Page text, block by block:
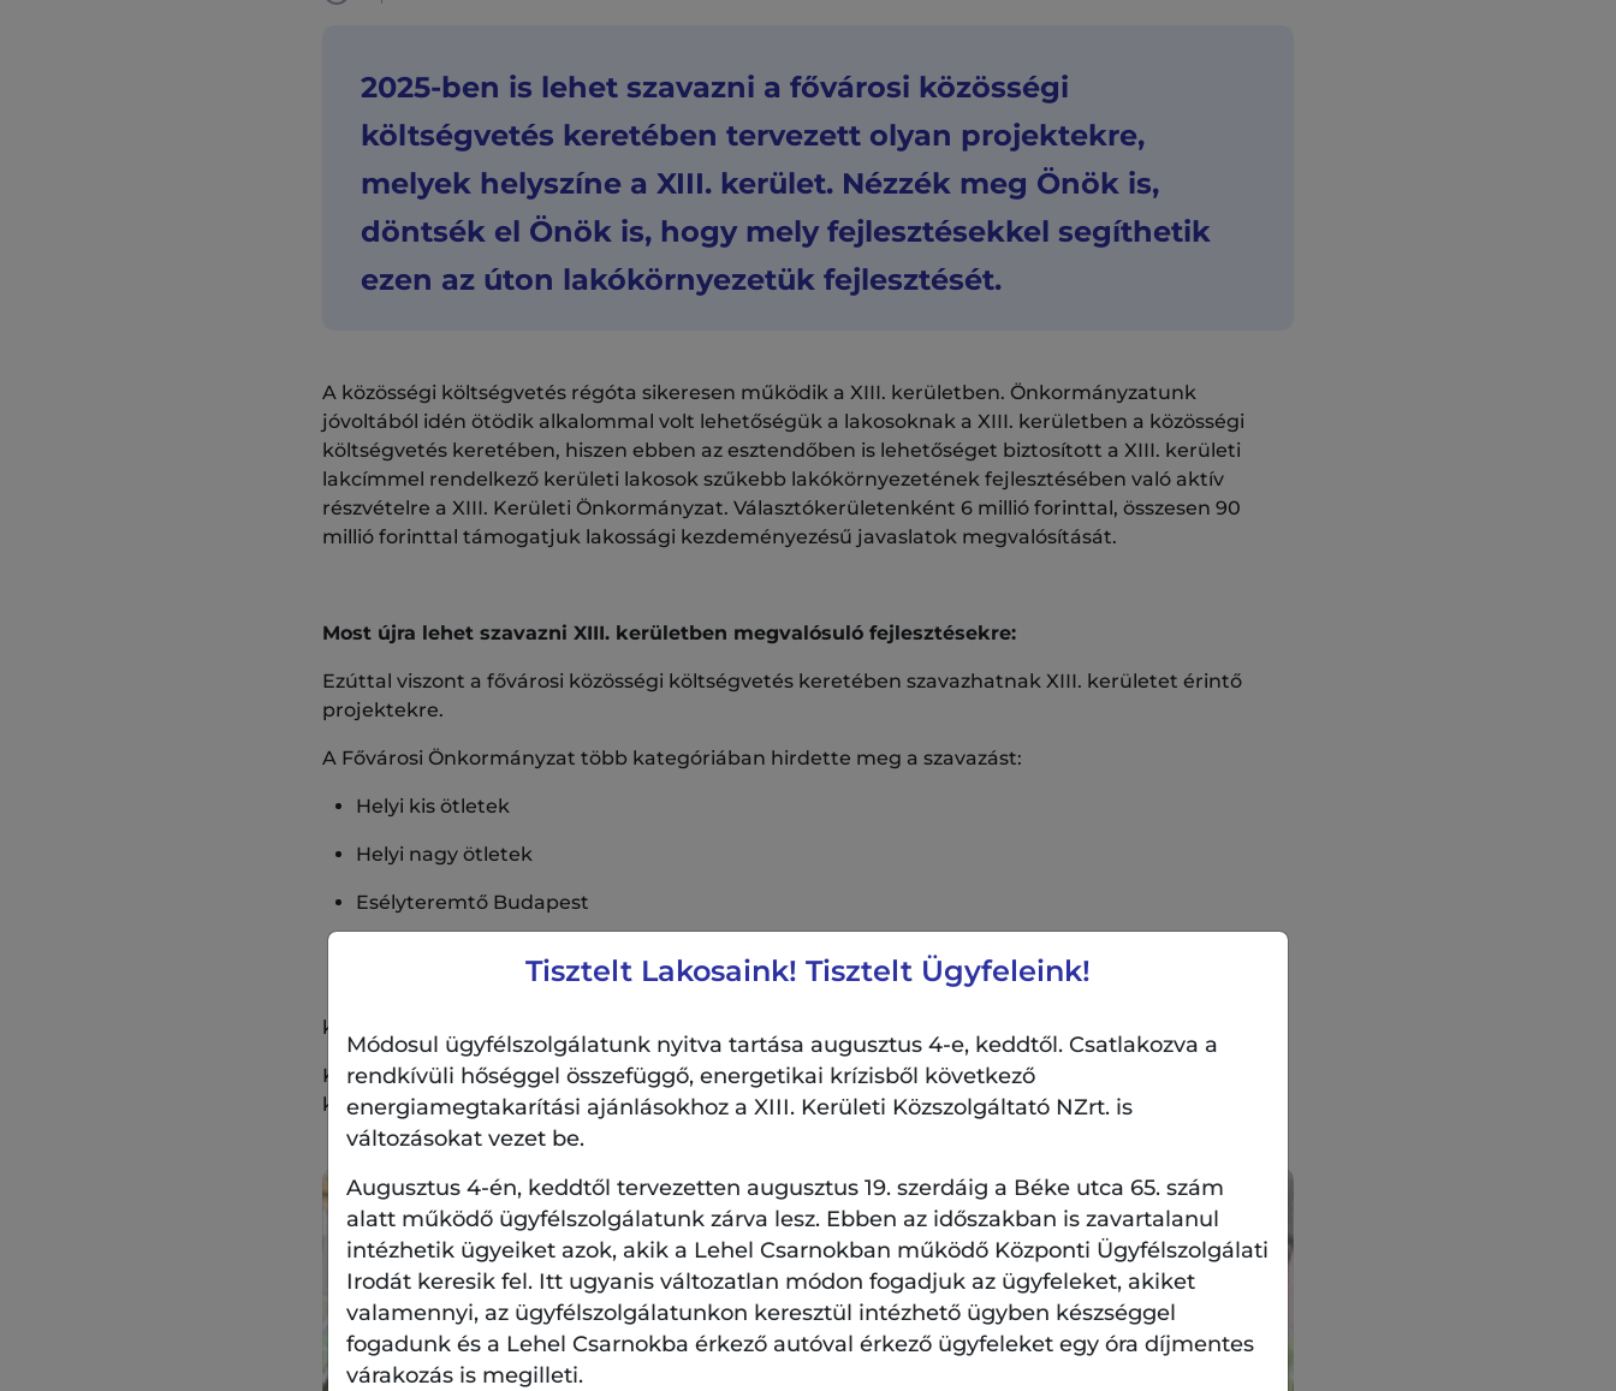
2025-ben is lehet szavazni a fővárosi közösségi
költségvetés keretében tervezett olyan projektekre,
melyek helyszíne a XIII. kerület. Nézzék meg Önök is,
döntsék el Önök is, hogy mely fejlesztésekkel segíthetik
ezen az úton lakókörnyezetük fejlesztését.
A közösségi költségvetés régóta sikeresen működik a XIII. kerületben. Önkormányzatunk
jóvoltából idén ötödik alkalommal volt lehetőségük a lakosoknak a XIII. kerületben a közösségi
költségvetés keretében, hiszen ebben az esztendőben is lehetőséget biztosított a XIII. kerületi
lakcímmel rendelkező kerületi lakosok szűkebb lakókörnyezetének fejlesztésében való aktív
részvételre a XIII. Kerületi Önkormányzat. Választókerületenként 6 millió forinttal, összesen 90
millió forinttal támogatjuk lakossági kezdeményezésű javaslatok megvalósítását.
Most újra lehet szavazni XIII. kerületben megvalósuló fejlesztésekre:
Ezúttal viszont a fővárosi közösségi költségvetés keretében szavazhatnak XIII. kerületet érintő
projektekre.
A Fővárosi Önkormányzat több kategóriában hirdette meg a szavazást:
Helyi kis ötletek
Helyi nagy ötletek
Esélyteremtő Budapest
kategóriákban lehet szavazni.
Képünkön a helyi kis ötletek helyszíne látható térképes megjelenítésben, a XIII. kerület
közigazgatási területéhez tartozó helyszínek mellett egy margitszigeti helyszínt is feltüntetve.
Tisztelt Lakosaink! Tisztelt Ügyfeleink!
Módosul ügyfélszolgálatunk nyitva tartása augusztus 4-e, keddtől. Csatlakozva a
rendkívüli hőséggel összefüggő, energetikai krízisből következő
energiamegtakarítási ajánlásokhoz a XIII. Kerületi Közszolgáltató NZrt. is
változásokat vezet be.
Augusztus 4-én, keddtől tervezetten augusztus 19. szerdáig a Béke utca 65. szám
alatt működő ügyfélszolgálatunk zárva lesz. Ebben az időszakban is zavartalanul
intézhetik ügyeiket azok, akik a Lehel Csarnokban működő Központi Ügyfélszolgálati
Irodát keresik fel. Itt ugyanis változatlan módon fogadjuk az ügyfeleket, akiket
valamennyi, az ügyfélszolgálatunkon keresztül intézhető ügyben készséggel
fogadunk és a Lehel Csarnokba érkező autóval érkező ügyfeleket egy óra díjmentes
várakozás is megilleti.